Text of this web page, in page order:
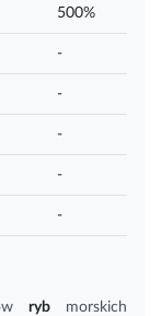
500%
-
-
-
-
-
ryb morskich